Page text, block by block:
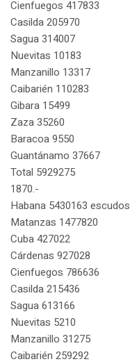
Cienfuegos 417833
Casilda 205970
Sagua 314007
Nuevitas 10183
Manzanillo 13317
Caibarién 110283
Gibara 15499
Zaza 35260
Baracoa 9550
Guantánamo 37667
Total 5929275
1870.-
Habana 5430163 escudos
Matanzas 1477820
Cuba 427022
Cárdenas 927028
Cienfuegos 786636
Casilda 215436
Sagua 613166
Nuevitas 5210
Manzanillo 31275
Caibarién 259292